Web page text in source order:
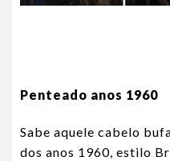
Penteado anos 1960
Sabe aquele cabelo
dos anos 1960, estilo